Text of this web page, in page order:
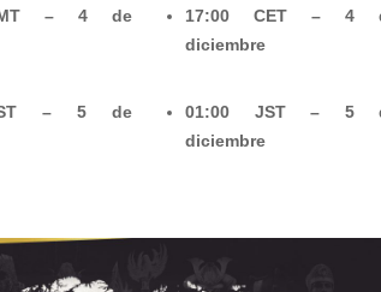
– 4 de
17:00 CET – 4
diciembre
– 5 de
01:00 JST – 5
diciembre